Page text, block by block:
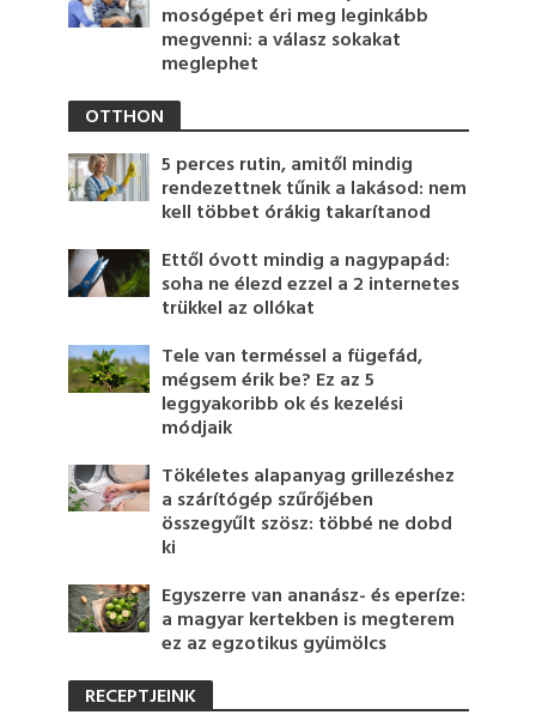
mosógépet éri meg leginkább
megvenni: a válasz sokakat
meglephet
OTTHON
5 perces rutin, amitől mindig
rendezettnek tűnik a lakásod: nem
kell többet órákig takarítanod
Ettől óvott mindig a nagypapád:
soha ne élezd ezzel a 2 internetes
trükkel az ollókat
Tele van terméssel a fügefád,
mégsem érik be? Ez az 5
leggyakoribb ok és kezelési
módjaik
Tökéletes alapanyag grillezéshez
a szárítógép szűrőjében
összegyűlt szösz: többé ne dobd
ki
Egyszerre van ananász- és eperíze:
a magyar kertekben is megterem
ez az egzotikus gyümölcs
RECEPTJEINK